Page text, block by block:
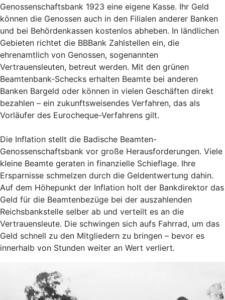
Genossenschaftsbank 1923 eine eigene Kasse. Ihr Geld
können die Genossen auch in den Filialen anderer Banken
und bei Behördenkassen kostenlos abheben. In ländlichen
Gebieten richtet die BBBank Zahlstellen ein, die
ehrenamtlich von Genossen, sogenannten
Vertrauensleuten, betreut werden. Mit den grünen
Beamtenbank-Schecks erhalten Beamte bei anderen
Banken Bargeld oder können in vielen Geschäften direkt
bezahlen – ein zukunftsweisendes Verfahren, das als
Vorläufer des Eurocheque-Verfahrens gilt.
Die Inflation stellt die Badische Beamten-
Genossenschaftsbank vor große Herausforderungen. Viele
kleine Beamte geraten in finanzielle Schieflage. Ihre
Ersparnisse schmelzen durch die Geldentwertung dahin.
Auf dem Höhepunkt der Inflation holt der Bankdirektor das
Geld für die Beamtenbezüge bei der auszahlenden
Reichsbankstelle selber ab und verteilt es an die
Vertrauensleute. Die schwingen sich aufs Fahrrad, um das
Geld schnell zu den Mitgliedern zu bringen – bevor es
innerhalb von Stunden weiter an Wert verliert.